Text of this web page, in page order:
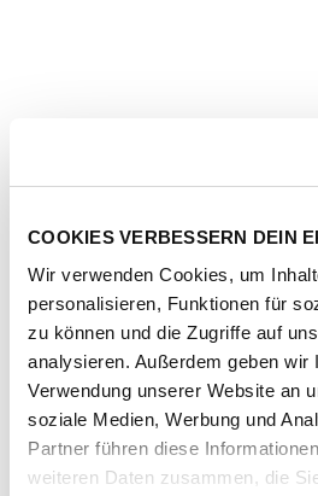
COOKIES VERBESSERN DEIN
Wir verwenden Cookies, um
personalisieren, Funktionen für
zu können und die Zugriffe auf
analysieren. Außerdem geben wir
Verwendung unserer Website an
soziale Medien, Werbung und
Partner führen diese
weiteren Daten zusammen, die
Artikel-Nr.1014A391-001-black-pearl-
Farbe black/pearl pink
Ausgewählt